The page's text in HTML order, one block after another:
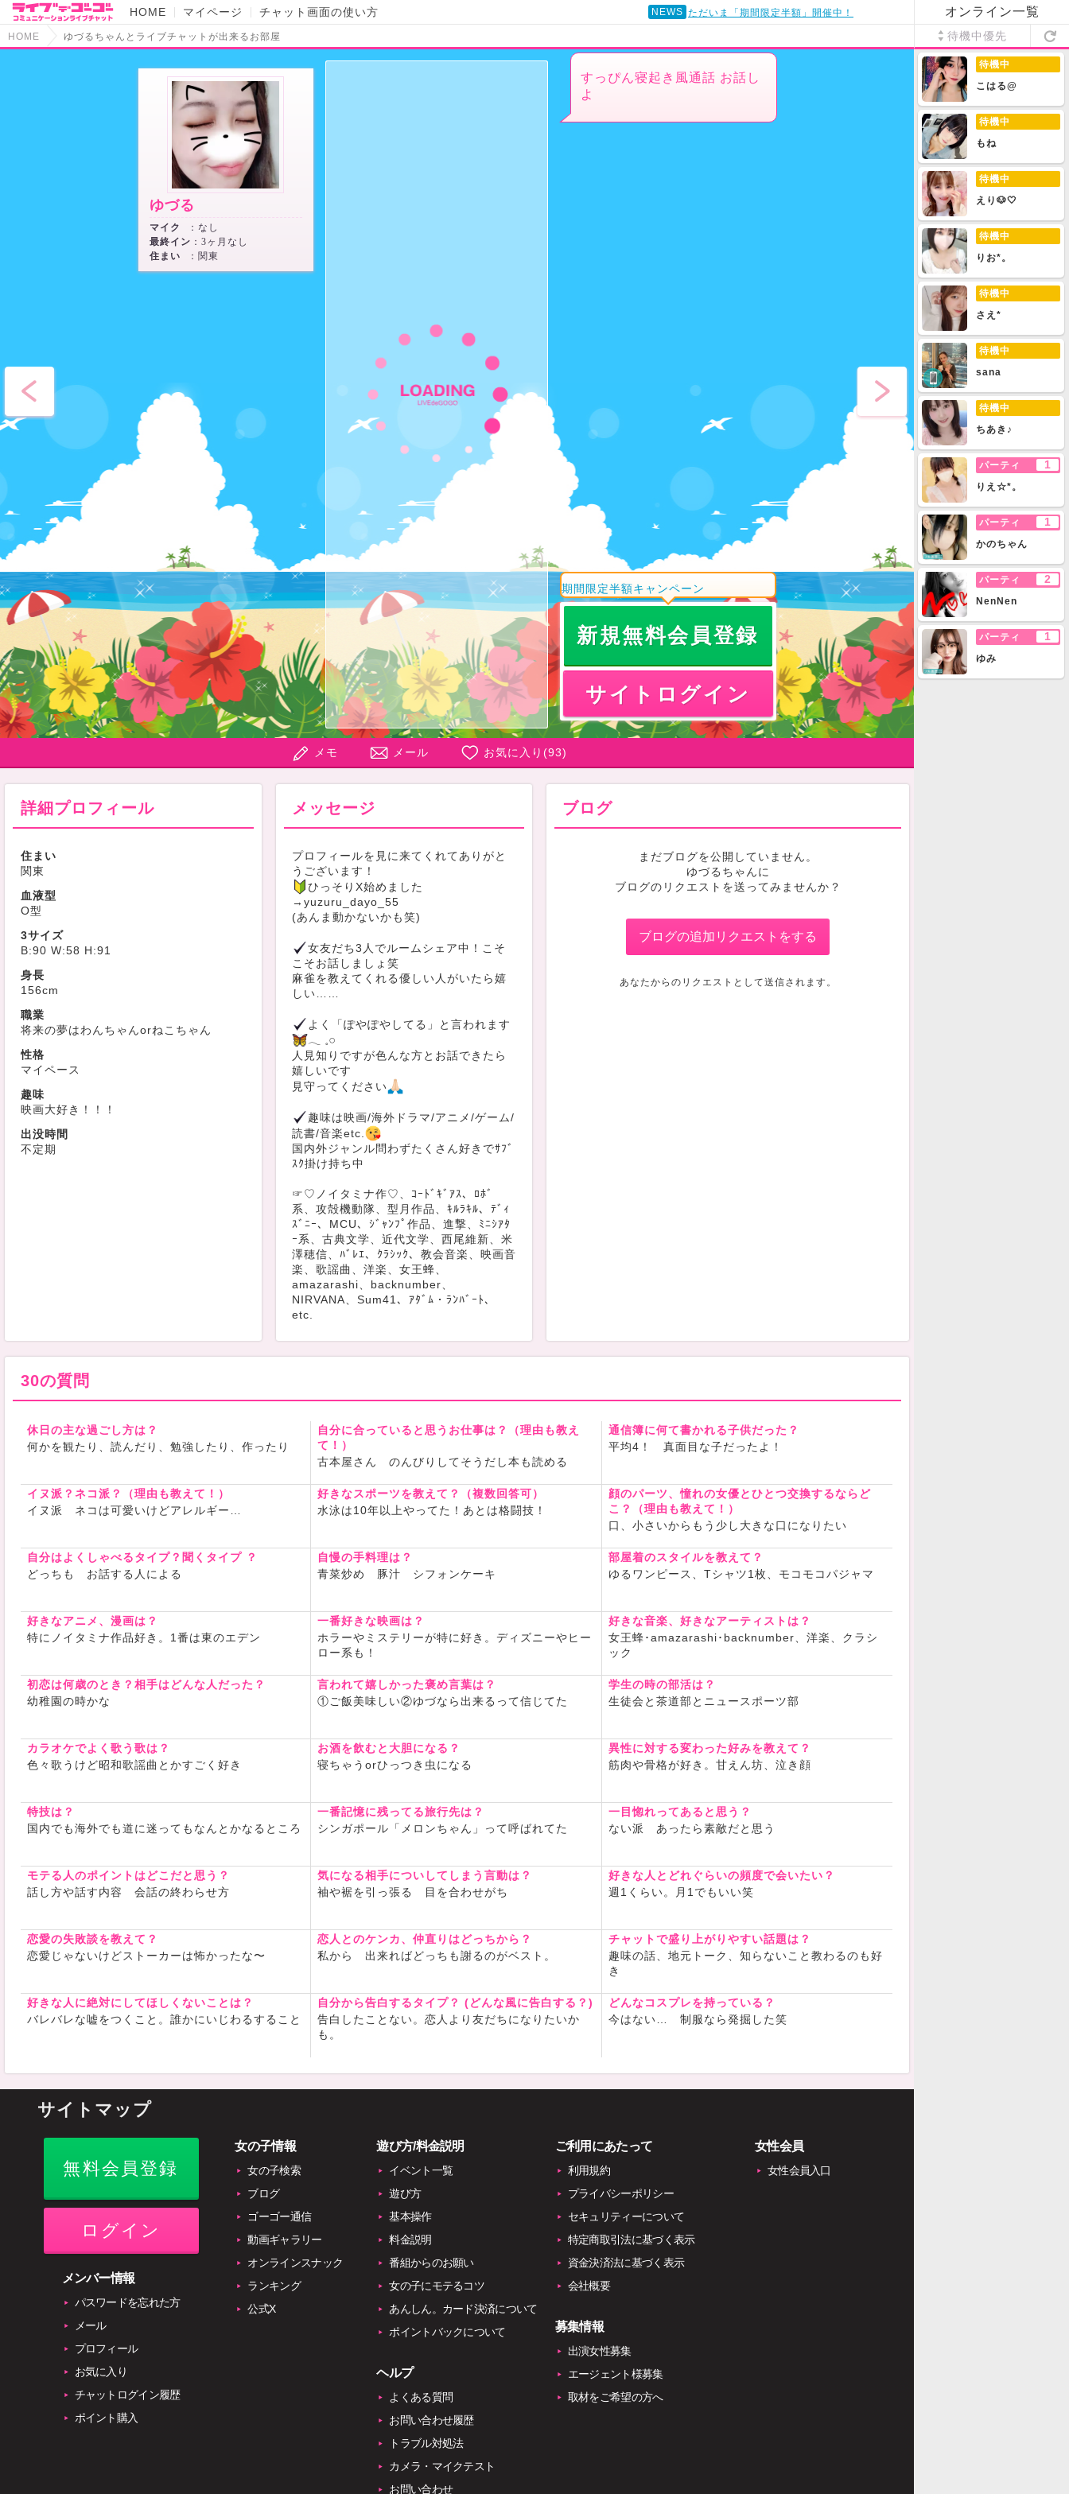
HOME マイページ チャット画面の使い方 NEWS ただいま「期間限定半額」開催中！
HOME ゆづるちゃんとライブチャットが出来るお部屋
ゆづる
マイク
：なし
最終イン ：3ヶ月なし
住まい
：関東
すっぴん寝起き風通話 お話し
よ
期間限定半額キャンペーン
新規無料会員登録
サイトログイン
メモ メール お気に入り(93)
詳細プロフィール
住まい
関東
血液型
O型
3サイズ
B:90 W:58 H:91
身長
156cm
職業
将来の夢はわんちゃんorねこちゃん
性格
マイペース
趣味
映画大好き！！！
出没時間
不定期
メッセージ
プロフィールを見に来てくれてありがと
うございます！
ひっそりX始めました
→yuzuru_dayo_55
(あんま動かないかも笑)
女友だち3人でルームシェア中！こそ
こそお話しましょ笑
麻雀を教えてくれる優しい人がいたら嬉
しい……
よく「ぽやぽやしてる」と言われます
‪𓂃 𓈒𓏸
人見知りですが色んな方とお話できたら
嬉しいです
見守ってください
趣味は映画/海外ドラマ/アニメ/ゲーム/
読書/音楽etc.
国内外ジャンル問わずたくさん好きでｻﾌﾞ
ｽｸ掛け持ち中
☞♡ノイタミナ作♡、ｺｰﾄﾞｷﾞｱｽ、ﾛﾎﾞ
系、攻殻機動隊、型月作品、ｷﾙﾗｷﾙ、ﾃﾞｨ
ｽﾞﾆｰ、MCU、ｼﾞｬﾝﾌﾟ作品、進撃、ﾐﾆｼｱﾀ
ｰ系、古典文学、近代文学、西尾維新、米
澤穂信、ﾊﾞﾚｴ、ｸﾗｼｯｸ、教会音楽、映画音
楽、歌謡曲、洋楽、女王蜂、
amazarashi、backnumber、
NIRVANA、Sum41、ｱﾀﾞﾑ・ﾗﾝﾊﾞｰﾄ、
etc.
オススメ待ってます🥺
推しのいる方、おすすめ配信や動画、ぜ
ひ教えてください♡
趣味の話もしたいし、人生の学びになる
ようなこともお話出来たらいいな
今後の目標
体力回復と健康な体作り
で」等はやめてね
いました
よろしくお願いします
ブログ
まだブログを公開していません。
ゆづるちゃんに
ブログのリクエストを送ってみませんか？
ブログの追加リクエストをする
あなたからのリクエストとして送信されます。
30の質問
休日の主な過ごし方は？
何かを観たり、読んだり、勉強したり、作ったり
自分に合っていると思うお仕事は？（理由も教え
て！）
古本屋さん のんびりしてそうだし本も読める
通信簿に何て書かれる子供だった？
平均4！ 真面目な子だったよ！
イヌ派？ネコ派？（理由も教えて！）
イヌ派 ネコは可愛いけどアレルギー…
好きなスポーツを教えて？（複数回答可）
水泳は10年以上やってた！あとは格闘技！
顔のパーツ、憧れの女優とひとつ交換するならど
こ？（理由も教えて！）
口、小さいからもう少し大きな口になりたい
自分はよくしゃべるタイプ？聞くタイプ ？
どっちも お話する人による
自慢の手料理は？
青菜炒め 豚汁 シフォンケーキ
部屋着のスタイルを教えて？
ゆるワンピース、Tシャツ1枚、モコモコパジャマ
好きなアニメ、漫画は？
特にノイタミナ作品好き。1番は東のエデン
一番好きな映画は？
ホラーやミステリーが特に好き。ディズニーやヒー
ロー系も！
好きな音楽、好きなアーティストは？
女王蜂･amazarashi･backnumber、洋楽、クラシ
ック
初恋は何歳のとき？相手はどんな人だった？
幼稚園の時かな
言われて嬉しかった褒め言葉は？
①ご飯美味しい②ゆづなら出来るって信じてた
学生の時の部活は？
生徒会と茶道部とニュースポーツ部
カラオケでよく歌う歌は？
色々歌うけど昭和歌謡曲とかすごく好き
お酒を飲むと大胆になる？
寝ちゃうorひっつき虫になる
異性に対する変わった好みを教えて？
筋肉や骨格が好き。甘えん坊、泣き顔
特技は？
国内でも海外でも道に迷ってもなんとかなるところ
一番記憶に残ってる旅行先は？
シンガポール「メロンちゃん」って呼ばれてた
一目惚れってあると思う？
ない派 あったら素敵だと思う
モテる人のポイントはどこだと思う？
話し方や話す内容 会話の終わらせ方
気になる相手についしてしまう言動は？
袖や裾を引っ張る 目を合わせがち
好きな人とどれぐらいの頻度で会いたい？
週1くらい。月1でもいい笑
恋愛の失敗談を教えて？
恋愛じゃないけどストーカーは怖かったな〜
恋人とのケンカ、仲直りはどっちから？
私から 出来ればどっちも謝るのがベスト。
チャットで盛り上がりやすい話題は？
趣味の話、地元トーク、知らないこと教わるのも好
き
好きな人に絶対にしてほしくないことは？
バレバレな嘘をつくこと。誰かにいじわるすること
自分から告白するタイプ？ (どんな風に告白する？)
告白したことない。恋人より友だちになりたいか
も。
どんなコスプレを持っている？
今はない… 制服なら発掘した笑
サイトマップ
無料会員登録
ログイン
メンバー情報
パスワードを忘れた方
メール
プロフィール
お気に入り
チャットログイン履歴
ポイント購入
女の子情報
女の子検索
ブログ
ゴーゴー通信
動画ギャラリー
オンラインスナック
ランキング
公式X
遊び方/料金説明
イベント一覧
遊び方
基本操作
料金説明
番組からのお願い
女の子にモテるコツ
あんしん。カード決済について
ポイントバックについて
ヘルプ
よくある質問
お問い合わせ履歴
トラブル対処法
カメラ・マイクテスト
お問い合わせ
ご利用にあたって
利用規約
プライバシーポリシー
セキュリティーについて
特定商取引法に基づく表示
資金決済法に基づく表示
会社概要
募集情報
出演女性募集
エージェント様募集
取材をご希望の方へ
女性会員
女性会員入口
オンライン一覧
待機中優先
待機中
こはる@
待機中
もね
待機中
えり🐶🤍
待機中
りお*。
待機中
さえ*
待機中
sana
待機中
ちあき♪
パーティ 1
りえ☆*。
パーティ 1
かのちゃん
パーティ 2
NenNen
パーティ 1
ゆみ